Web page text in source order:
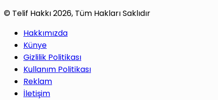
© Telif Hakkı 2026, Tüm Hakları Saklıdır
Hakkımızda
Künye
Gizlilik Politikası
Kullanım Politikası
Reklam
İletişim